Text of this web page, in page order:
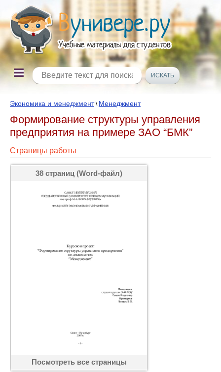
Экономика и менеджмент\ Менеджмент
Формирование структуры управления
предприятия на примере ЗАО “БМК”
Страницы работы
38 страниц (Word-файл)
Посмотреть все страницы